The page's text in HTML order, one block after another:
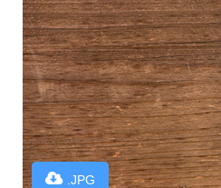
.JPG